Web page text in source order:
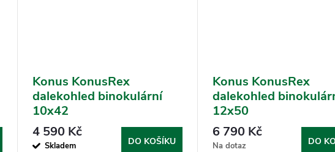
Konus KonusRex
dalekohled binokulární
10x42
4 590 Kč
Skladem DO KOŠÍKU
Konus KonusRex
dalekohled
12x50
6 790 Kč
Na dotaz DO